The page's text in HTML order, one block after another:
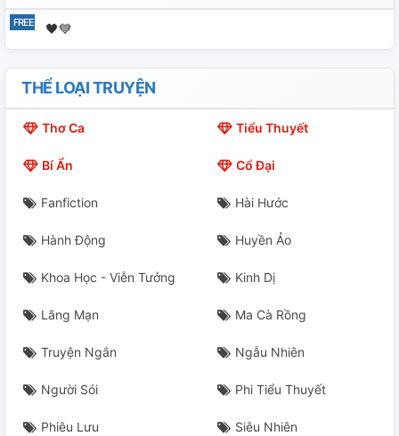
🖤💙
THỂ LOẠI TRUYỆN
Thơ Ca Tiểu Thuyết
Bí Ẩn Cổ Đại
Fanfiction Hài Hước
Hành Động Huyền Ảo
Khoa Học - Viễn Tưởng Kinh Dị
Lãng Mạn Ma Cà Rồng
Truyện Ngắn Ngẫu Nhiên
Người Sói Phi Tiểu Thuyết
Phiêu Lưu Siêu Nhiên